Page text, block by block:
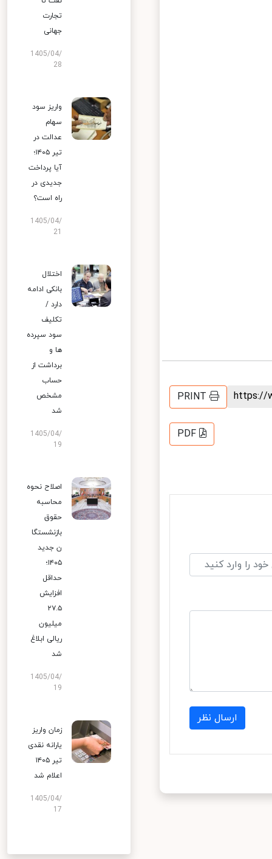
PRINT
PDF
ارسال نظر
تجارت
جهانی
1405/04/
28
واریز سود
سهام
عدالت در
تیر ۱۴۰۵؛
آیا پرداخت
جدیدی در
راه است؟
1405/04/
اختلال
بانکی ادامه
دارد /
تکلیف
سود سپرده
ها و
برداشت از
حساب
مشخص
شد
1405/04/
19
اصلاح نحوه
محاسبه
حقوق
بازنشستگا
ن جدید
۱۴۰۵؛
حداقل
افزایش
۲۷.۵
میلیون
ریالی ابلاغ
شد
1405/04/
19
زمان واریز
یارانه نقدی
تیر ۱۴۰۵
اعلام شد
1405/04/
17